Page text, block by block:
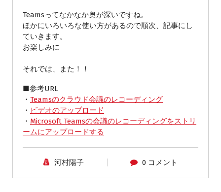
Teamsってなかなか奥が深いですね。
ほかにいろいろな使い方があるので順次、記事にし
ていきます。
お楽しみに
それでは、また！！
■参考URL
・ Teamsのクラウド会議のレコーディング
・ ビデオのアップロード
・ Microsoft Teamsの会議のレコーディングをストリ
ームにアップロードする
河村陽子 0 コメント